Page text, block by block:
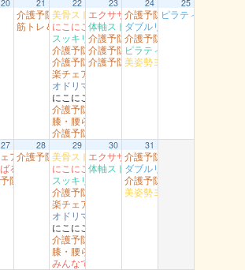
20 21
介護予防岩美（すこやかセンター）
筋トレ＆ストレッチ 富桑
22
美骨ストレッチ 湖山
にこにこ体操（船岡）
スッキリヨガ 吉方
介護予防岩美 浦富
介護予防智頭 総合センター（水）
楽チェア体操 吉岡
オドリマス ラボ
にこにこ用瀬
介護予防岩美 文化センター
膝・腰らくらく教室 醇風
介護予防智頭 山形
23
エクササイズ 岩美
体軸ストレッチ 富桑
介護予防智頭 土師
介護予防智頭 富沢
介護予防智頭 芦津
24
介護予防岩美 岩井
ダブルリング 吉成
介護予防岩美（大岩）
ピラティス 社
美姿勢ヨガ（高草）
25
ピラティスヨ～ガ
27
ア体操 丸由
るエアロ 吉成
防智頭 総合センター月曜
28
介護予防岩美（すこやかセンター）
29
美骨ストレッチ 湖山
にこにこ体操（船岡）
スッキリヨガ 吉方
介護予防岩美 浦富
楽チェア体操 吉岡
オドリマス ラボ
にこにこ用瀬
介護予防岩美 文化センター
膝・腰らくらく教室 醇風
みんなで有酸素運動 社
30
エクササイズ 岩美
体軸ストレッチ 富桑
31
介護予防岩美 岩井
ダブルリング 吉成
介護予防岩美（大岩）
美姿勢ヨガ（高草）